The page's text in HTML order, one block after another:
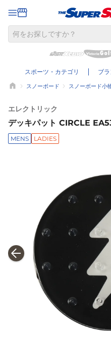
スポーツ・カテゴリ ブ
スノーボード スノーボード小
エレクトリック
デッキパット CIRCLE
MENS LADIES